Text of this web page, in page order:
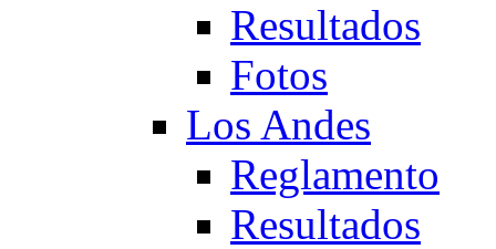
Resultados
Fotos
Los Andes
Reglamento
Resultados